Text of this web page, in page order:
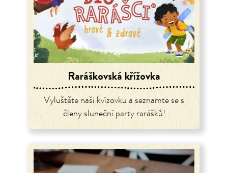
Raráškovská křížovka
Vyluštěte naši kvízovku a seznamte se s
členy sluneční party rarášků!